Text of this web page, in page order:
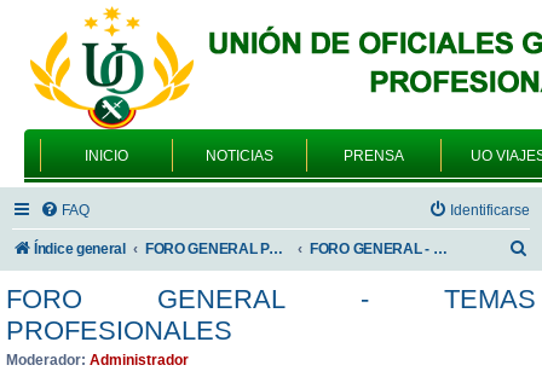
INICIO NOTICIAS PRENSA UO
FAQ Identificarse
Índice general FORO GENERAL PARA TODOS LOS USUARIOS FORO GENERAL - TEMAS PROFESIONALES
s
FORO GENERAL - TEMAS
PROFESIONALES
Moderador: Administrador